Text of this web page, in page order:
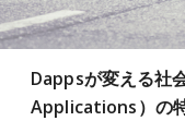
Dappsが変える社
Applications）の